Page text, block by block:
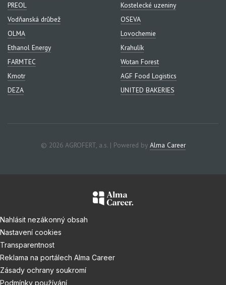
PREOL
Kostelecké uzeniny
Vodňanská drůbež
OSEVA
OLMA
Lovochemie
Ethanol Energy
Krahulík
FARMTEC
Wotan Forest
Kmotr
AGF Food Logistics
DEZA
UNITED BAKERIES
© 2026 AGROFERT, a.s. | Powered by Alma Career
Nahlásit nezákonný obsah
Nastavení cookies
Transparentnost
Reklama na portálech Alma Career
Zásady ochrany soukromí
Podmínky používání